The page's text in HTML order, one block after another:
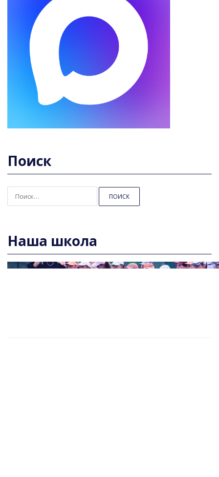
Поиск
Наша школа